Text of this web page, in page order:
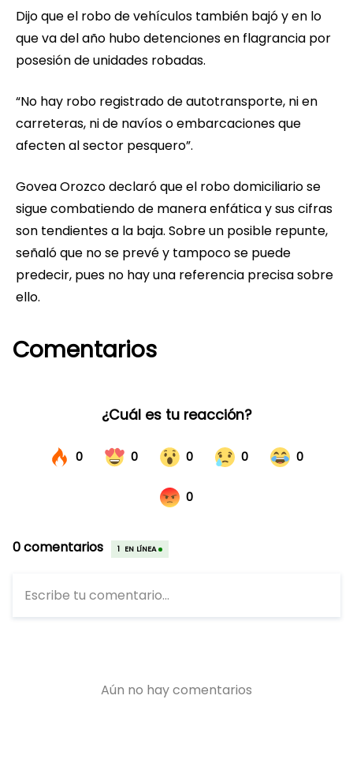
Dijo que el robo de vehículos también bajó y en lo
que va del año hubo detenciones en flagrancia por
posesión de unidades robadas.
“No hay robo registrado de autotransporte, ni en
carreteras, ni de navíos o embarcaciones que
afecten al sector pesquero”.
Govea Orozco declaró que el robo domiciliario se
sigue combatiendo de manera enfática y sus cifras
son tendientes a la baja. Sobre un posible repunte,
señaló que no se prevé y tampoco se puede
predecir, pues no hay una referencia precisa sobre
ello.
Comentarios